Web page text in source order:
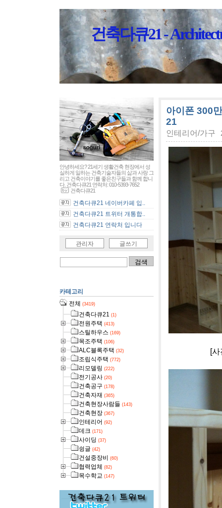
건축다큐21 -
아이폰 300
21
인테리어/가구
[사진]아이
안녕하세요? 21세기 생활건축 현장에서 성
실하게 일하는 건축기술자들의 삶과 사랑 그
리고 건축이야기를 좋은친구들과 함께 합니
다. 건축다큐21 연락처: 010-5393-7652
건축다큐21
건축다큐21 네이버카페 입..
건축다큐21 트위터 개통합..
건축다큐21 연락처 입니다
관리자 글쓰기
카테고리
전체 (3419)
건축다큐21 (1)
전원주택 (413)
스틸하우스 (169)
목조주택 (106)
ALC블록주택 (32)
조립식주택 (772)
리모델링 (222)
전기공사 (20)
건축공구 (178)
건축자재 (365)
건축현장사람들 (143)
건축현장 (367)
인테리어 (92)
데크 (171)
사이딩 (37)
슁글 (42)
건설중장비 (60)
협력업체 (82)
목수학교 (147)